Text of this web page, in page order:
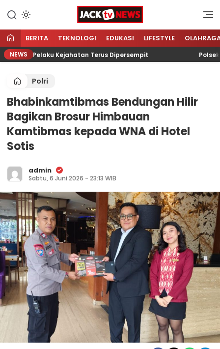
konten
Jacktvnews.com
Sumber Referensi Terpercaya
BERITA TEKNOLOGI EDUKASI LIFESTYLE
NEWSPelaku Kejahatan Terus Dipersempit Polsek
Polri
Bhabinkamtibmas Bendungan Hilir
Bagikan Brosur Himbauan
Kamtibmas kepada WNA di Hotel
Sotis
admin
Sabtu, 6 Juni 2026 - 23:13 WIB